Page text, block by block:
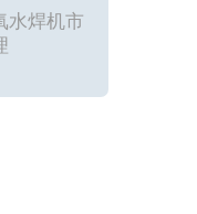
水焊机市